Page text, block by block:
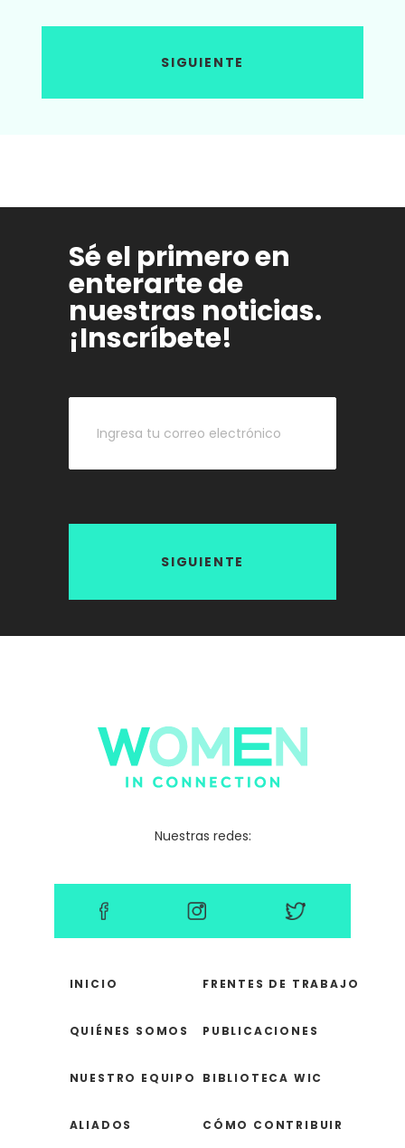
SIGUIENTE
Sé el primero en
enterarte de
nuestras noticias.
¡Inscríbete!
SIGUIENTE
Nuestras redes:
INICIO
QUIÉNES SOMOS
NUESTRO EQUIPO
ALIADOS
FRENTES DE TRABAJO
PUBLICACIONES
BIBLIOTECA WIC
CÓMO CONTRIBUIR